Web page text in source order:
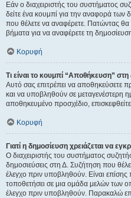
Εάν ο διαχειριστής του συστήματος
δείτε ένα κουμπί για την αναφορά των
που θέλετε να αναφέρετε. Πατώντας θα
βήματα για να αναφέρετε τη
Κορυφή
Τι είναι το κουμπί “Αποθήκευση”
Αυτό σας επιτρέπει να αποθηκεύσετε
και να υποβληθούν σε μεταγενέστερη
αποθηκευμένο προσχέδιο,
Κορυφή
Γιατί η δημοσίευση χρειάζεται να
Ο διαχειριστής του συστήματος
δημοσιεύσεις στη Δ. Συζήτηση που
έλεγχο πριν υποβληθούν. Είναι επίσης
τοποθετήσει σε μια ομάδα μελών των
έλεγχο πριν υποβληθούν. Παρακαλώ